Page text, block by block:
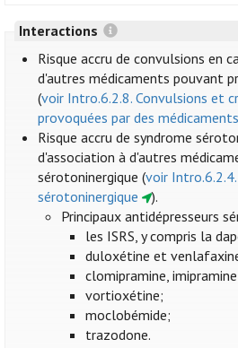
Interactions
Risque accru de convulsions en
d'autres médicaments pouvant
(voir Intro.6.2.8. Convulsions et
provoquées par des médicaments
Risque accru de syndrome
d'association à d'autres
sérotoninergique (voir
sérotoninergique
).
Principaux antidépresseurs
les ISRS, y compris la
duloxétine et
clomipramine,
vortioxétine;
moclobémide;
trazodone.